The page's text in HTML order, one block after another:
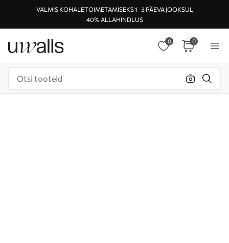
VALMIS KOHALETOIMETAMISEKS 1–3 PÄEVA JOOKSUL
40% ALLAHINDLUS
0 0